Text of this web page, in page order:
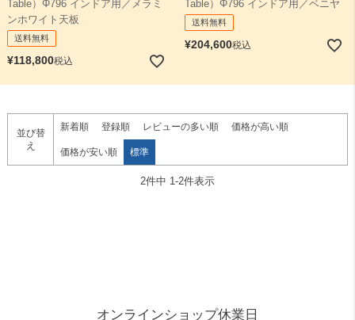
Table）Φ796 インドア用／メラミ
ンホワイト天板
送料無料
¥118,800税込
Table）Φ796 インドア用／ベニヤ
送料無料
¥204,600税込
並び替
え
新着順 登録順 レビューの多い順 価格が高い順
価格が安い順 標準
2件中 1-2件表示
オンラインショップ休業日